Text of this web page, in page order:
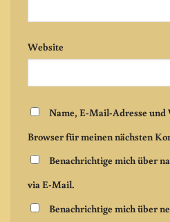
Website
Name, E-Mail-Adresse und
Browser für meinen nächsten
Benachrichtige mich über
via E-Mail.
Benachrichtige mich über